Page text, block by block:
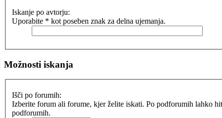
Iskanje po avtorju:
Uporabite * kot poseben znak za delna ujemanja.
Možnosti iskanja
Išči po forumih:
Izberite forum ali forume, kjer želite iskati. Po podforumih lahko
podforumih.